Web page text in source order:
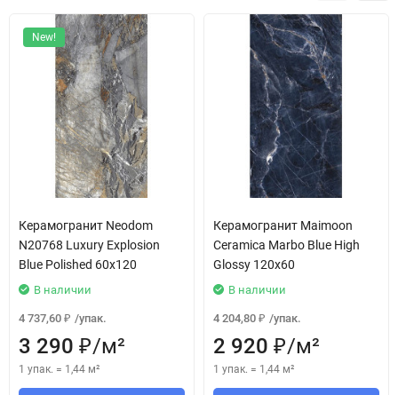
New!
Керамогранит Neodom
N20768 Luxury Explosion
Blue Polished 60x120
В наличии
4 737,60 ₽ /упак.
3 290 ₽/м²
1 упак. = 1,44 м²
Керамогранит Maimoon
Ceramica Marbo Blue High
Glossy 120х60
В наличии
4 204,80 ₽ /упак.
2 920 ₽/м²
1 упак. = 1,44 м²